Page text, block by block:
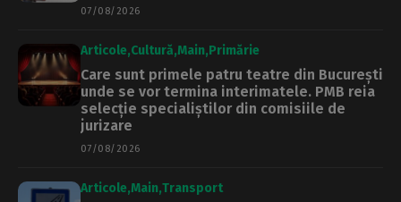
07/08/2026
Articole Cultură Main Primărie
Care sunt primele patru teatre din București
unde se vor termina interimatele. PMB reia
selecție specialiștilor din comisiile de
jurizare
07/08/2026
Articole Main Transport